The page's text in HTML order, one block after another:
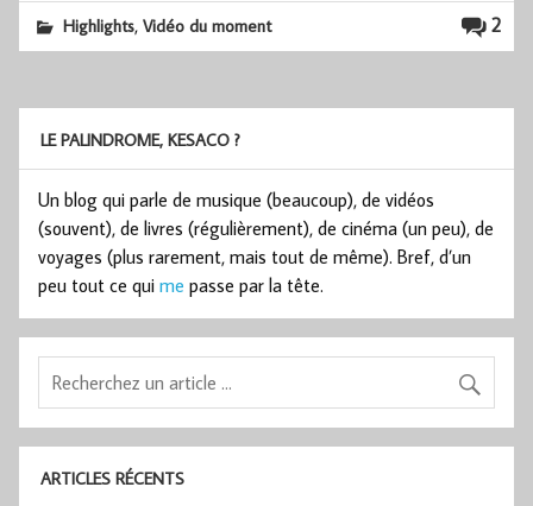
2
Highlights,Vidéo du moment
LE PALINDROME, KESACO ?
Un blog qui parle de musique (beaucoup), de vidéos
(souvent), de livres (régulièrement), de cinéma (un peu), de
voyages (plus rarement, mais tout de même). Bref, d’un
peu tout ce qui me passe par la tête.
ARTICLES RÉCENTS